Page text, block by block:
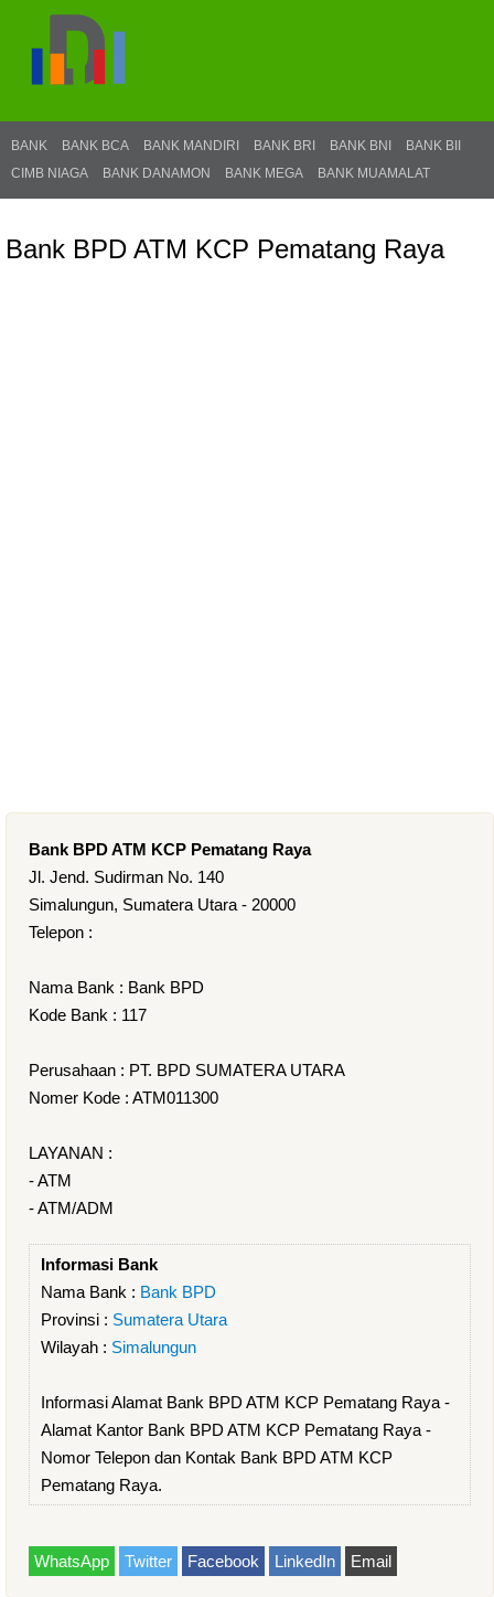
BANK BANK BCA BANK MANDIRI BANK BRI BANK BNI
BANK BII
CIMB NIAGA
BANK DANAMON BANK MEGA BANK MUAMALAT
Bank BPD ATM KCP Pematang Raya
Bank BPD ATM KCP Pematang Raya
Jl. Jend. Sudirman No. 140
Simalungun, Sumatera Utara - 20000
Telepon :
Nama Bank : Bank BPD
Kode Bank : 117
Perusahaan : PT. BPD SUMATERA UTARA
Nomer Kode : ATM011300
LAYANAN :
- ATM
- ATM/ADM
Informasi Bank
Nama Bank : Bank BPD
Provinsi : Sumatera Utara
Wilayah : Simalungun
Informasi Alamat Bank BPD ATM KCP Pematang Raya -
Alamat Kantor Bank BPD ATM KCP Pematang Raya -
Nomor Telepon dan Kontak Bank BPD ATM KCP
Pematang Raya.
WhatsApp Twitter Facebook LinkedIn Email